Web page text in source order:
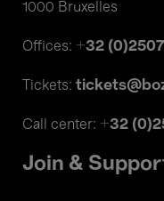
1000 Bruxelles
Offices: +32
Tickets:
Call center: +32
Join &